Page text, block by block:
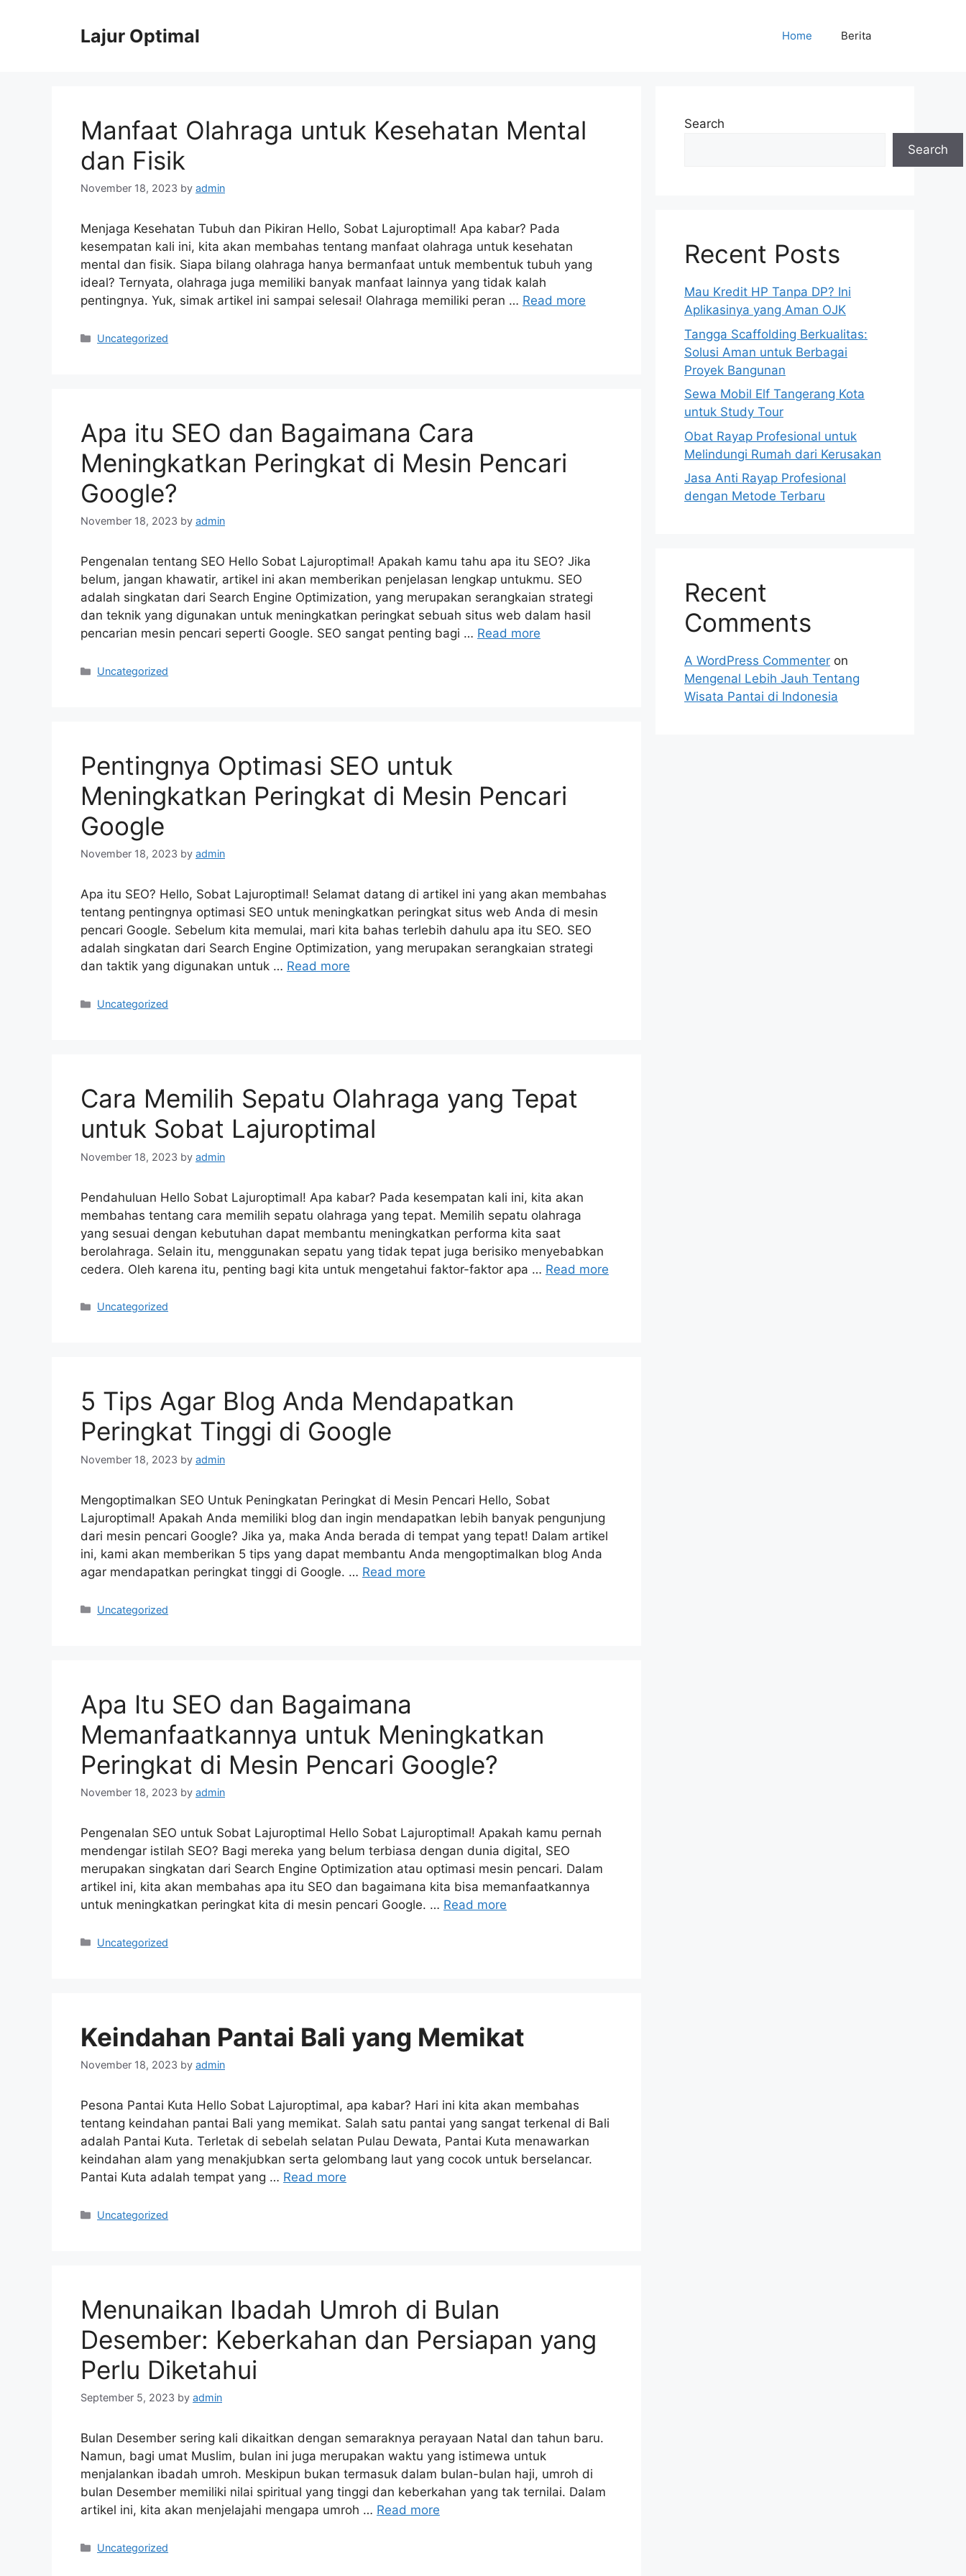
Lajur Optimal Home Berita
Manfaat Olahraga untuk Kesehatan Mental
dan Fisik
November 18, 2023 by admin
Menjaga Kesehatan Tubuh dan Pikiran Hello, Sobat Lajuroptimal! Apa kabar? Pada
kesempatan kali ini, kita akan membahas tentang manfaat olahraga untuk kesehatan
mental dan fisik. Siapa bilang olahraga hanya bermanfaat untuk membentuk tubuh yang
ideal? Ternyata, olahraga juga memiliki banyak manfaat lainnya yang tidak kalah
pentingnya. Yuk, simak artikel ini sampai selesai! Olahraga memiliki peran … Read more
Categories
Uncategorized
Apa itu SEO dan Bagaimana Cara
Meningkatkan Peringkat di Mesin Pencari
Google?
November 18, 2023 by admin
Pengenalan tentang SEO Hello Sobat Lajuroptimal! Apakah kamu tahu apa itu SEO? Jika
belum, jangan khawatir, artikel ini akan memberikan penjelasan lengkap untukmu. SEO
adalah singkatan dari Search Engine Optimization, yang merupakan serangkaian strategi
dan teknik yang digunakan untuk meningkatkan peringkat sebuah situs web dalam hasil
pencarian mesin pencari seperti Google. SEO sangat penting bagi … Read more
Categories
Uncategorized
Pentingnya Optimasi SEO untuk
Meningkatkan Peringkat di Mesin Pencari
Google
November 18, 2023 by admin
Apa itu SEO? Hello, Sobat Lajuroptimal! Selamat datang di artikel ini yang akan membahas
tentang pentingnya optimasi SEO untuk meningkatkan peringkat situs web Anda di mesin
pencari Google. Sebelum kita memulai, mari kita bahas terlebih dahulu apa itu SEO. SEO
adalah singkatan dari Search Engine Optimization, yang merupakan serangkaian strategi
dan taktik yang digunakan untuk … Read more
Categories
Uncategorized
Cara Memilih Sepatu Olahraga yang Tepat
untuk Sobat Lajuroptimal
November 18, 2023 by admin
Pendahuluan Hello Sobat Lajuroptimal! Apa kabar? Pada kesempatan kali ini, kita akan
membahas tentang cara memilih sepatu olahraga yang tepat. Memilih sepatu olahraga
yang sesuai dengan kebutuhan dapat membantu meningkatkan performa kita saat
berolahraga. Selain itu, menggunakan sepatu yang tidak tepat juga berisiko menyebabkan
cedera. Oleh karena itu, penting bagi kita untuk mengetahui faktor-faktor apa … Read more
Categories
Uncategorized
5 Tips Agar Blog Anda Mendapatkan
Peringkat Tinggi di Google
November 18, 2023 by admin
Mengoptimalkan SEO Untuk Peningkatan Peringkat di Mesin Pencari Hello, Sobat
Lajuroptimal! Apakah Anda memiliki blog dan ingin mendapatkan lebih banyak pengunjung
dari mesin pencari Google? Jika ya, maka Anda berada di tempat yang tepat! Dalam artikel
ini, kami akan memberikan 5 tips yang dapat membantu Anda mengoptimalkan blog Anda
agar mendapatkan peringkat tinggi di Google. … Read more
Categories
Uncategorized
Apa Itu SEO dan Bagaimana
Memanfaatkannya untuk Meningkatkan
Peringkat di Mesin Pencari Google?
November 18, 2023 by admin
Pengenalan SEO untuk Sobat Lajuroptimal Hello Sobat Lajuroptimal! Apakah kamu pernah
mendengar istilah SEO? Bagi mereka yang belum terbiasa dengan dunia digital, SEO
merupakan singkatan dari Search Engine Optimization atau optimasi mesin pencari. Dalam
artikel ini, kita akan membahas apa itu SEO dan bagaimana kita bisa memanfaatkannya
untuk meningkatkan peringkat kita di mesin pencari Google. … Read more
Categories
Uncategorized
Keindahan Pantai Bali yang Memikat
November 18, 2023 by admin
Pesona Pantai Kuta Hello Sobat Lajuroptimal, apa kabar? Hari ini kita akan membahas
tentang keindahan pantai Bali yang memikat. Salah satu pantai yang sangat terkenal di Bali
adalah Pantai Kuta. Terletak di sebelah selatan Pulau Dewata, Pantai Kuta menawarkan
keindahan alam yang menakjubkan serta gelombang laut yang cocok untuk berselancar.
Pantai Kuta adalah tempat yang … Read more
Categories
Uncategorized
Menunaikan Ibadah Umroh di Bulan
Desember: Keberkahan dan Persiapan yang
Perlu Diketahui
September 5, 2023 by admin
Bulan Desember sering kali dikaitkan dengan semaraknya perayaan Natal dan tahun baru.
Namun, bagi umat Muslim, bulan ini juga merupakan waktu yang istimewa untuk
menjalankan ibadah umroh. Meskipun bukan termasuk dalam bulan-bulan haji, umroh di
bulan Desember memiliki nilai spiritual yang tinggi dan keberkahan yang tak ternilai. Dalam
artikel ini, kita akan menjelajahi mengapa umroh … Read more
Categories
Uncategorized
Search
Search
Recent Posts
Mau Kredit HP Tanpa DP? Ini
Aplikasinya yang Aman OJK
Tangga Scaffolding Berkualitas:
Solusi Aman untuk Berbagai
Proyek Bangunan
Sewa Mobil Elf Tangerang Kota
untuk Study Tour
Obat Rayap Profesional untuk
Melindungi Rumah dari Kerusakan
Jasa Anti Rayap Profesional
dengan Metode Terbaru
Recent
Comments
A WordPress Commenter on
Mengenal Lebih Jauh Tentang
Wisata Pantai di Indonesia